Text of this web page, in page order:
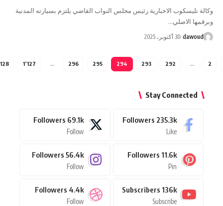
الاخبارية رئيس مجلس النواب القاضي يلتزم بسيارته المدنية
30 أكتوبر، 2025
292
293
294
295
296 1٬127 1٬128
Stay
235.3k
Followers
69.1k
Followers
Follow
Followers
56.4k
Followers
Follow
136k
Subscribers
Subscribe
Followers
Follow